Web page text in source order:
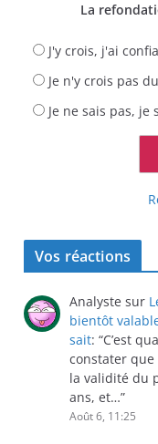
La
J'y crois, j'ai
Je n'y crois pas
Je ne sais pas, je
Vos réactions
Analyste sur
bientôt
sait: “C’est
constater
la validité du
ans, et…”
Août 6, 11:25